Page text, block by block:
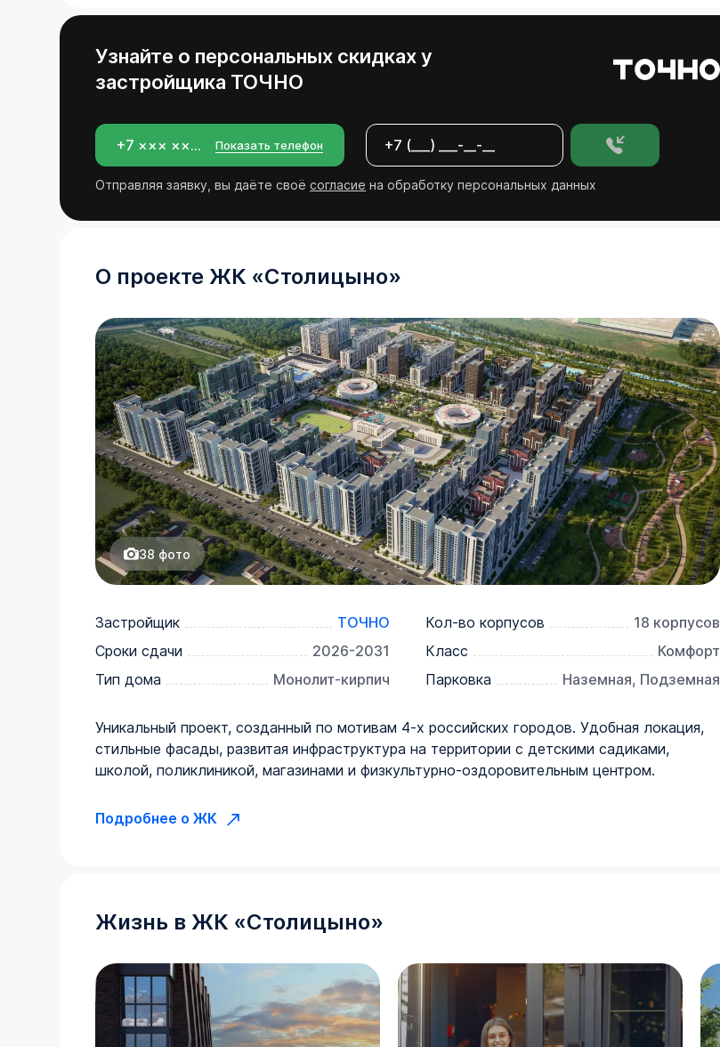
Узнайте о персональных скидках у
застройщика ТОЧНО
+7 ××× ×××-××-××Показать телефон
Отправляя заявку, вы даёте своёсогласие на обработку персональных данных
О проекте ЖК «Столицыно»
38 фото
Застройщик ТОЧНО Кол-во корпусов
18 корпусов
Сроки сдачи
2026-2031 Класс
Комфорт
Тип дома
Монолит-кирпич Парковка Наземная, Подземная
Уникальный проект, созданный по мотивам 4-х российских городов. Удобная локация,
стильные фасады, развитая инфраструктура на территории с детскими садиками,
школой, поликлиникой, магазинами и физкультурно-оздоровительным центром.
Подробнее о ЖК
Жизнь в ЖК «Столицыно»